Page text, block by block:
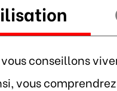
vous conseillons
vous